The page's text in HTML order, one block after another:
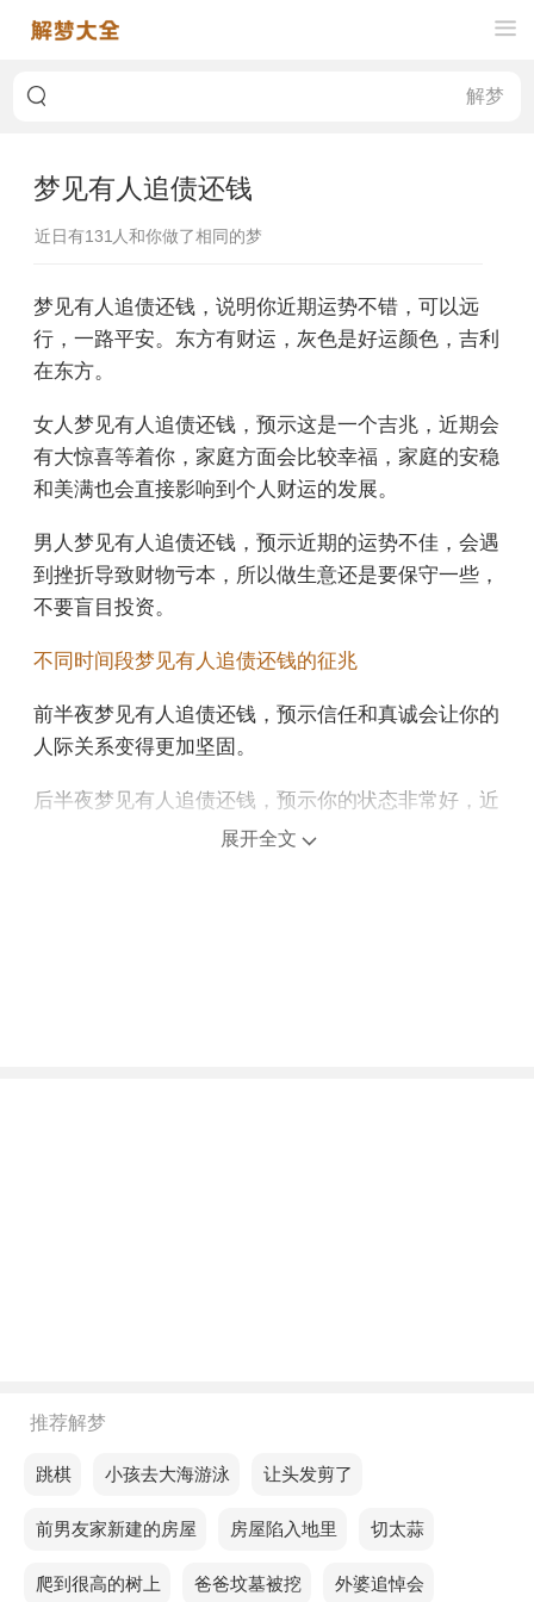
梦见有人追债还钱
近日有131 人和你做了相同的梦
梦见有人追债还钱，说明你近期运势不错，可以远
行，一路平安。东方有财运，灰色是好运颜色，吉利
在东方。
女人梦见有人追债还钱，预示这是一个吉兆，近期会
有大惊喜等着你，家庭方面会比较幸福，家庭的安稳
和美满也会直接影响到个人财运的发展。
男人梦见有人追债还钱，预示近期的运势不佳，会遇
到挫折导致财物亏本，所以做生意还是要保守一些，
不要盲目投资。
不同时间段梦见有人追债还钱的征兆
前半夜梦见有人追债还钱，预示信任和真诚会让你的
人际关系变得更加坚固。
后半夜梦见有人追债还钱，预示你的状态非常好，近
期可能会收到很多小礼物，可能是另一半给你带来的
的销量很低，因为你的产品太老套了。
老人梦见有人追债还钱，预示你主一开始会有阻碍，
不同的人梦见有人追债还钱预示着什么？
展开全文
推荐解梦
梦见跳棋梦见小孩去大海游泳梦见让头发剪了
梦见前男友家新建的房屋梦见房屋陷入地里 梦见切太蒜
梦见爬到很高的树上 梦见爸爸坟墓被挖梦见外婆追悼会